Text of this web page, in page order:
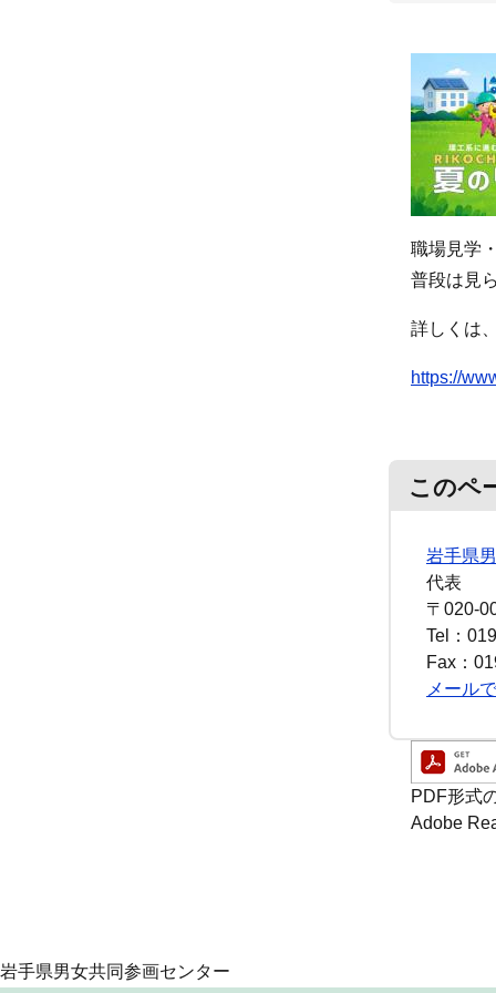
職場見学
普段は見
詳しくは
https://
このペ
岩手県
代表
〒020-
Tel：
Fax：
メール
PDF形式
Adobe
岩手県男女共同参画センター